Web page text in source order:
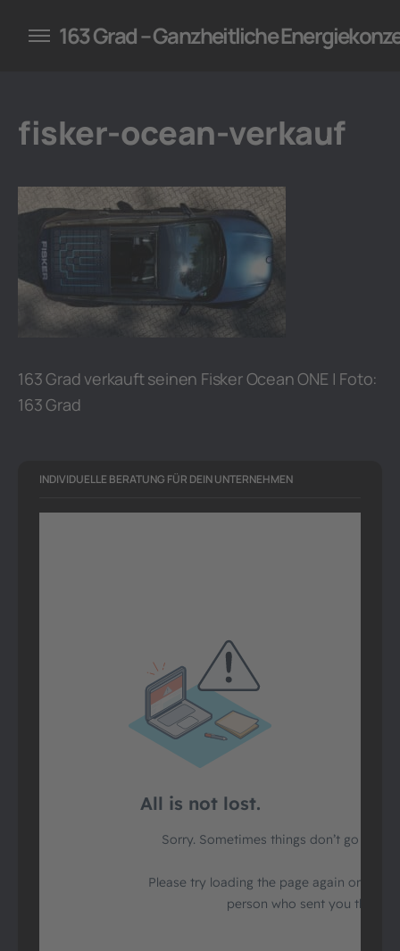
für Unternehmen
163 Grad – Ganzheitliche
fisker-ocean-verkauf
163 Grad verkauft seinen Fisker Ocean ONE | Foto:
163 Grad
INDIVIDUELLE BERATUNG FÜR DEIN UNTERNEHMEN